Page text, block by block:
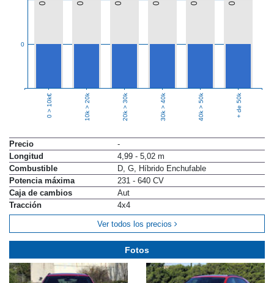
0
0 0 0 0 0 0
0 > 10k€ 10k > 20k 20k > 30k 30k > 40k 40k > 50k + de 50k
Precio
-
Longitud
4,99 - 5,02 m
Combustible
D, G, Híbrido Enchufable
Potencia máxima
231 - 640 CV
Caja de cambios
Aut
Tracción
4x4
Ver todos los precios
Fotos